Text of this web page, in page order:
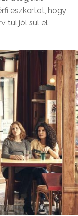
eszkortot, hogy
túl jól sül el.